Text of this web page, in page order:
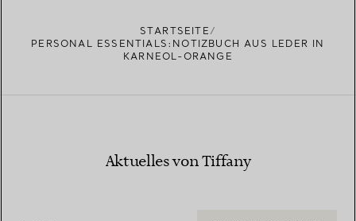
STARTSEITE
PERSONAL ESSENTIALS:NOTIZBUCH AUS LEDER IN
KARNEOL-ORANGE
Aktuelles von Tiffany